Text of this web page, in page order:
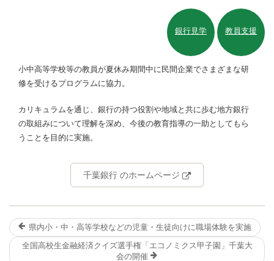
銀行見学 教員支援
小中高等学校等の教員が夏休み期間中に民間企業でさまざまな研
修を受けるプログラムに協力。
カリキュラムを通じ、銀行の持つ役割や地域と共に歩む地方銀行
の取組みについて理解を深め、今後の教育指導の一助としてもら
うことを目的に実施。
千葉銀行 のホームページ
県内小・中・高等学校などの児童・生徒向けに職場体験を実施
全国高校生金融経済クイズ選手権「エコノミクス甲子園」千葉大
会の開催